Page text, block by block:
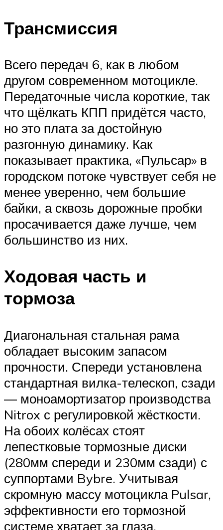
Трансмиссия
Всего передач 6, как в любом
другом современном мотоцикле.
Передаточные числа короткие, так
что щёлкать КПП придётся часто,
но это плата за достойную
разгонную динамику. Как
показывает практика, «Пульсар» в
городском потоке чувствует себя не
менее уверенно, чем большие
байки, а сквозь дорожные пробки
просачивается даже лучше, чем
большинство из них.
Ходовая часть и
тормоза
Диагональная стальная рама
обладает высоким запасом
прочности. Спереди установлена
стандартная вилка-телескоп, сзади
— моноамортизатор производства
Nitrox с регулировкой жёсткости.
На обоих колёсах стоят
лепестковые тормозные диски
(280мм спереди и 230мм сзади) с
суппортами Bybre. Учитывая
скромную массу мотоцикла Pulsar,
эффективности его тормозной
системе хватает за глаза.